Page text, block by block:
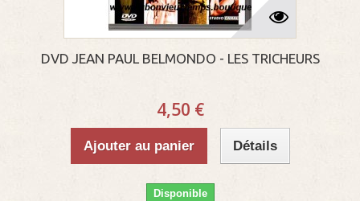
DVD JEAN PAUL BELMONDO - LES TRICHEURS
4,50 €
Ajouter au panier Détails
Disponible